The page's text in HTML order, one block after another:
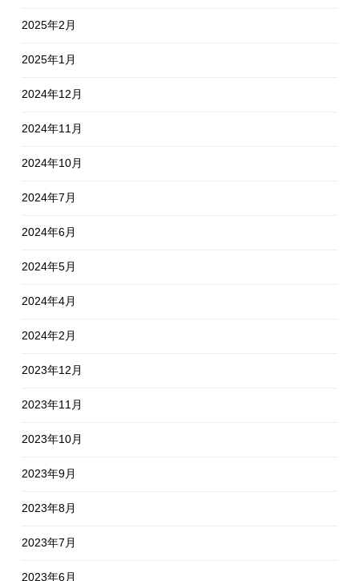
2025年2月
2025年1月
2024年12月
2024年11月
2024年10月
2024年7月
2024年6月
2024年5月
2024年4月
2024年2月
2023年12月
2023年11月
2023年10月
2023年9月
2023年8月
2023年7月
2023年6月